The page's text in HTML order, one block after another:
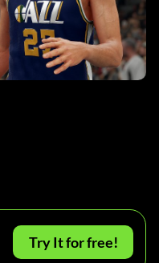
Try It for free!